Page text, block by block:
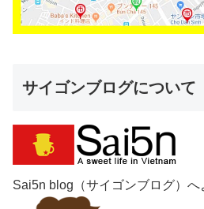
サイゴンブログについて
Sai5n blog（サイゴンブログ）へ